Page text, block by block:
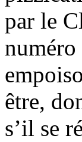
par le
numéro
être,
s’il se